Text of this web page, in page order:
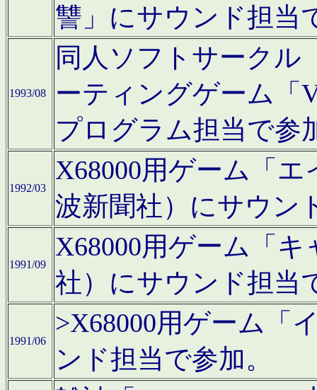
讐」にサウンド担当
1993/08
同人ソフトサークル
ーティングゲーム「
プログラム担当で参
1992/03
X68000用ゲーム「
波新聞社）にサウン
1991/09
X68000用ゲーム「
社）にサウンド担当
1991/06
>X68000用ゲーム「
ンド担当で参加。